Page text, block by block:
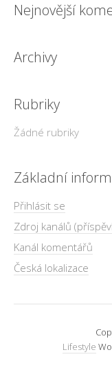
Nejnovější
Archivy
Rubriky
Žádné rubriky
Základní
Přihlásit se
Zdroj kanálů
Kanál komentářů
Česká lokalizace
Lifestyle